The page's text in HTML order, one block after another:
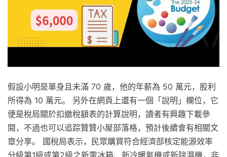
假設小明是單身且未滿 70 歲，他的年薪為 50 萬元，股利
所得為 10 萬元。 另外在網頁上還有一個「說明」欄位，它
便是稅局關於扣繳稅額表的計算說明，讀者有興趣下載參
閱，不過也可以追踪贊贊小屋部落格，預計後續會有相關文
章分享。 國稅局表示，民眾購買符合經濟部核定能源效率
分級第1級或第2級之新電冰箱、新冷暖氣機或新除濕機，非